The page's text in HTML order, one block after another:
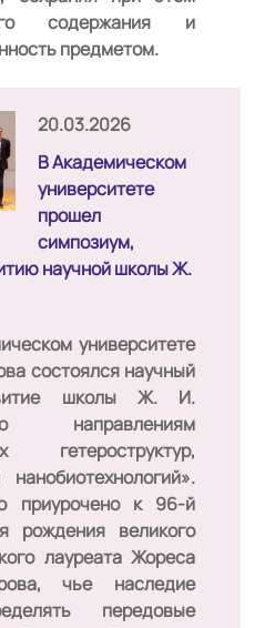
содержания и
предметом.
20.03.2026
В Академическом
университете
прошел
симпозиум,
научной школы Ж.
университете
состоялся научный
школы Ж. И.
направлениям
гетероструктур,
.
приурочено к 96-й
рождения великого
лауреата Жореса
чье наследие
передовые